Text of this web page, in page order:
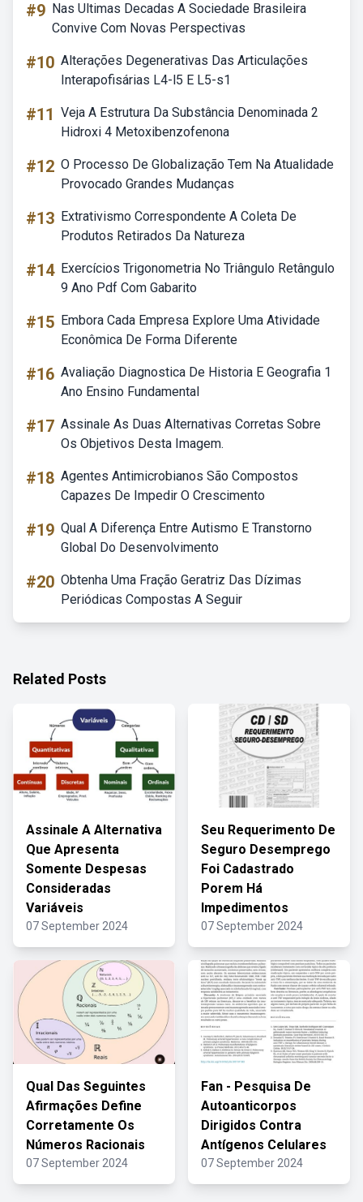
#9 Nas Ultimas Decadas A Sociedade Brasileira
Convive Com Novas Perspectivas
#10 Alterações Degenerativas Das Articulações
Interapofisárias L4-l5 E L5-s1
#11 Veja A Estrutura Da Substância Denominada 2
Hidroxi 4 Metoxibenzofenona
#12 O Processo De Globalização Tem Na Atualidade
Provocado Grandes Mudanças
#13 Extrativismo Correspondente A Coleta De
Produtos Retirados Da Natureza
#14 Exercícios Trigonometria No Triângulo Retângulo
9 Ano Pdf Com Gabarito
#15 Embora Cada Empresa Explore Uma Atividade
Econômica De Forma Diferente
#16 Avaliação Diagnostica De Historia E Geografia 1
Ano Ensino Fundamental
#17 Assinale As Duas Alternativas Corretas Sobre
Os Objetivos Desta Imagem.
#18 Agentes Antimicrobianos São Compostos
Capazes De Impedir O Crescimento
#19 Qual A Diferença Entre Autismo E Transtorno
Global Do Desenvolvimento
#20 Obtenha Uma Fração Geratriz Das Dízimas
Periódicas Compostas A Seguir
Related Posts
Assinale A Alternativa
Que Apresenta
Somente Despesas
Consideradas
Variáveis
07 September 2024
Seu Requerimento De
Seguro Desemprego
Foi Cadastrado
Porem Há
Impedimentos
07 September 2024
Qual Das Seguintes
Afirmações Define
Corretamente Os
Números Racionais
07 September 2024
Fan - Pesquisa De
Autoanticorpos
Dirigidos Contra
Antígenos Celulares
07 September 2024